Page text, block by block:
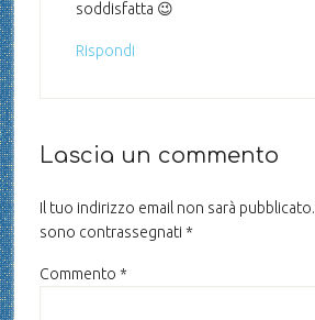
soddisfatta 😉
Rispondi
Lascia un commento
Il tuo indirizzo email non sarà pubblicato.
sono contrassegnati *
Commento *